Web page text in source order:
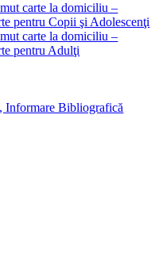
carte la domiciliu –
pentru Copii şi Adolescenţi
carte la domiciliu –
pentru Adulţi
Informare Bibliografică